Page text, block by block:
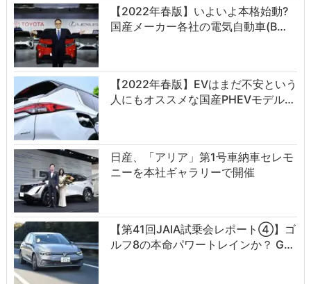
【2022年春版】いよいよ本格始動?
国産メーカー各社の電気自動車(B…
【2022年春版】EVはまだ不安という
人にもオススメな国産PHEVモデル…
日産、「アリア」第1号車納車セレモ
ニーを本社ギャラリーで開催
【第41回JAIA試乗会レポート④】ゴ
ルフ8の本命パワートレインか？ G…